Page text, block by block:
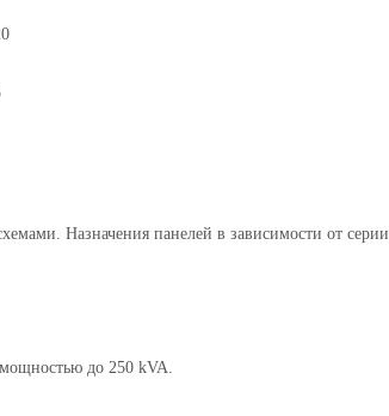
Назначения панелей в зависимости от серии
до 250 kVA.